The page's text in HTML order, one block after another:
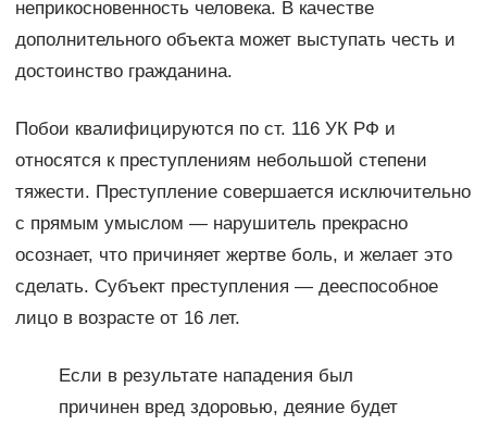
неприкосновенность человека. В качестве
дополнительного объекта может выступать честь и
достоинство гражданина.
Побои квалифицируются по ст. 116 УК РФ и
относятся к преступлениям небольшой степени
тяжести. Преступление совершается исключительно
с прямым умыслом — нарушитель прекрасно
осознает, что причиняет жертве боль, и желает это
сделать. Субъект преступления — дееспособное
лицо в возрасте от 16 лет.
Если в результате нападения был
причинен вред здоровью, деяние будет